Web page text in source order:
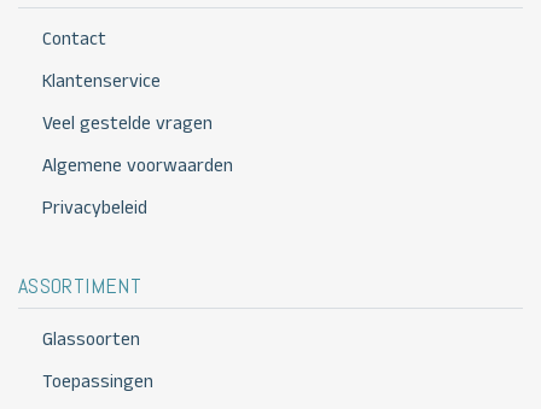
Contact
Klantenservice
Veel gestelde vragen
Algemene voorwaarden
Privacybeleid
ASSORTIMENT
Glassoorten
Toepassingen